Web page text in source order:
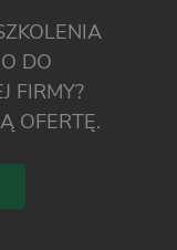
DO
FIRMY?
OFERTĘ.